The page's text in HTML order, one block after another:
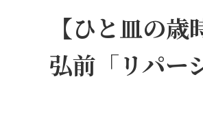
【ひと皿の歳
弘前「リパー